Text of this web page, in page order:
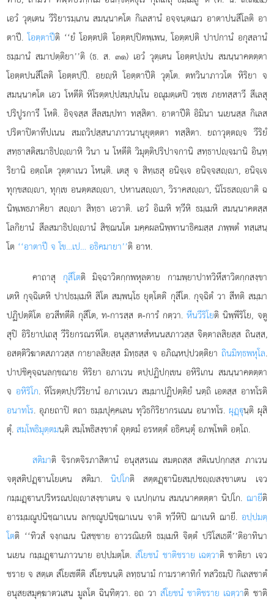
เอวํ วุตฺเตน วีริยารมฺเภน สมนฺนาคโต กิเลสานํ อจฺจนฺตเมว อาตาปนสีโลติ อา
ตาปี.โอตฺตาปีติ ‘‘ยํ โอตฺตปติ โอตฺตปฺปิตพฺเพน, โอตฺตปติ ปาปกานํ อกุสลานํ
ธมฺมานํ สมาปตฺติยา’’ติ (ธ. ส. ๓๑) เอวํ วุตฺเตน โอตฺตปฺเปน สมนฺนาคตตฺตา
โอตฺตปนสีโลติ โอตฺตปฺปี. อยฺหิ โอตฺตาปีติ วุตฺโต. ตทวินาภาวโต หิริยา จ
สมนฺนาคโต เอว โหตีติ หิโรตฺตปฺปสมฺปนฺโน อณุมตฺเตปิ วชฺเช ภยทสฺสาวี สีเลสุ
ปริปูรการี โหติ. อิจฺจสฺส สีลสมฺปทา ทสฺสิตา. อาตาปีติอิมินา นเยนสฺส กิเลส
ปริตาปิตาทีปเนน สมถวิปสฺสนาภาวนานุยุตฺตตา ทสฺสิตา. ยถาวุตฺตฺจ วีริยํ
สทฺธาสติสมาธิปฺาหิ วินา น โหตีติ วิมุตฺติปริปาจกานิ สทฺธาปฺจมานิ อินฺทฺ
ริยานิ อตฺถโต วุตฺตาเนว โหนฺติ. เตสุ จ สิทฺเธสุ อนิจฺเจ อนิจฺจสฺา, อนิจฺเจ
ทุกฺขสฺา, ทุกฺเข อนตฺตสฺา, ปหานสฺา, วิราคสฺา, นิโรธสฺาติ ฉ
นิพฺเพธภาคิยา สฺา สิทฺธา เอวาติ. เอวํ อิเมหิ ทฺวีหิ ธมฺเมหิ สมนฺนาคตสฺส
โลกิยานํ สีลสมาธิปฺานํ สิชฺฌนโต มคฺคผลนิพฺพานาธิคมสฺส ภพฺพตํ ทสฺเสนฺ
โต ‘‘อาตาปี จ โข…เป… อธิคมายา’’ติ อาห.
คาถาสุ กุสีโตติ มิจฺฉาวิตกฺกพหุลตาย กามพฺยาปาทวิหึสาวิตกฺกสงฺขา
เตหิ กุจฺฉิเตหิ ปาปธมฺเมหิ สิโต สมฺพนฺโธ ยุตฺโตติ กุสีโต. กุจฺฉิตํ วา สีทติ สมฺมา
ปฏิปตฺติโต อวสีทตีติ กุสีโต, ท-การสฺส ต-การํ กตฺวา.หีนวีริโยติ นิพฺพีริโย, จตู
สุปิ อิริยาปเถสุ วีริยกรณรหิโต. อนุสฺสาหสํหนนสภาวสฺส จิตฺตาลสิยสฺส ถินสฺส,
อสตฺติวิฆาตสภาวสฺส กายาลสิยสฺส มิทฺธสฺส จ อภิณฺหปฺปวตฺติยา ถินมิทฺธพหุโล.
ปาปชิคุจฺฉนลกฺขณาย หิริยา อภาเวน ตปฺปฏิปกฺเขน อหิริเกน สมนฺนาคตตฺตา
จ อหิริโก. หิโรตฺตปฺปวีริยานํ อภาเวเนว สมฺมาปฏิปตฺติยํ นตฺถิ เอตสฺส อาทโรติ
อนาทโร. อุภยถาปิ ตถา ธมฺมปุคฺคเลน ทุวิธกิริยากรเณน อนาทโร. ผุฏฺุนฺติ ผุสิ
ตุํ.สมฺโพธิมุตฺตมนฺติ สมฺโพธิสงฺขาตํ อุตฺตมํ อรหตฺตํ อธิคนฺตุํ อภพฺโพติ อตฺโถ.
สติมาติ จิรกตจิรภาสิตานํ อนุสฺสรเณ สมตฺถสฺส สติเนปกฺกสฺส ภาเวน
จตุสติปฏฺานโยเคน สติมา. นิปโกติ สตฺตฏฺานิยสมฺปชฺสงฺขาเตน เจว
กมฺมฏฺานปริหรณปฺาสงฺขาเตน จ เนปกฺเกน สมนฺนาคตตฺตา นิปโก. ฌายีติ
อารมฺมณูปนิชฺฌาเนน ลกฺขณูปนิชฺฌาเนน จาติ ทฺวีหิปิ ฌาเนหิ ฌายี. อปฺปมตฺ
โตติ ‘‘ทิวสํ จงฺกเมน นิสชฺชาย อาวรณิเยหิ ธมฺเมหิจิตฺตํ ปริโสเธตี’’ติอาทินา
นเยน กมฺมฏฺานภาวนาย อปฺปมตฺโต.สํโยชนํ ชาติชราย เฉตฺวาติ ชาติยา เจว
ชราย จ สตฺเต สํโยเชตีติ สํโยชนนฺติ ลทฺธนามํ กามราคาทิกํ ทสวิธมฺปิ กิเลสชาตํ
อนุสยสมุคฺฆาตวเสน มูลโต ฉินฺทิตฺวา. อถ วา สํโยชนํ ชาติชราย เฉตฺวาติ ชาติ